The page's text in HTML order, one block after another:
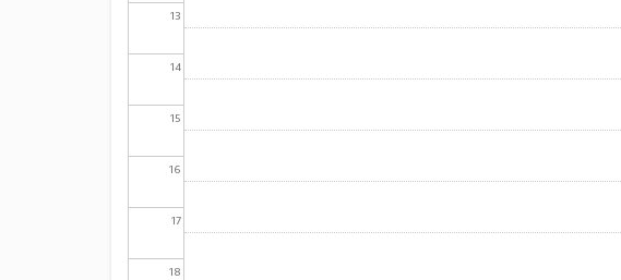
13
14
15
16
17
18